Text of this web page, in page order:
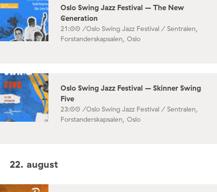
Oslo Swing Jazz Festival – The New
Generation
21:00 /Oslo Swing Jazz Festival / Sentralen,
Forstanderskapsalen, Oslo
Oslo Swing Jazz Festival – Skinner Swing
Five
23:00 /Oslo Swing Jazz Festival / Sentralen,
Forstanderskapsalen, Oslo
22. august